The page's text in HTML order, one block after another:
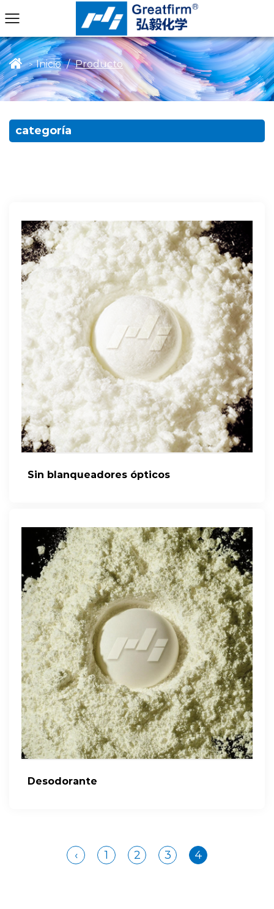
> Inicio / Producto
categoría
Sin blanqueadores ópticos
Desodorante
‹ 1 2 3 4